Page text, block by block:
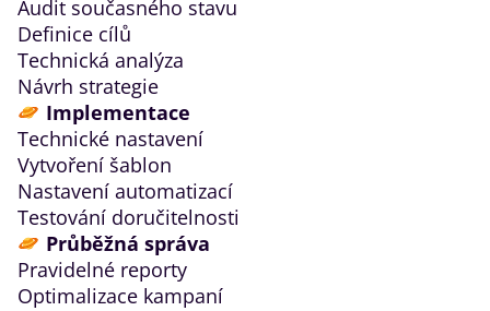
Audit současného stavu
Definice cílů
Technická analýza
Návrh strategie
Implementace
Technické nastavení
Vytvoření šablon
Nastavení automatizací
Testování doručitelnosti
Průběžná správa
Pravidelné reporty
Optimalizace kampaní